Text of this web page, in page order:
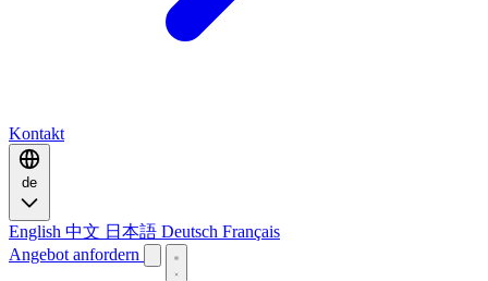
Kontakt
de
English 中文 日本語 Deutsch Français
Angebot anfordern